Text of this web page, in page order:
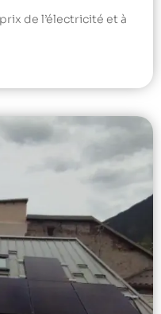
de l’électricité et à